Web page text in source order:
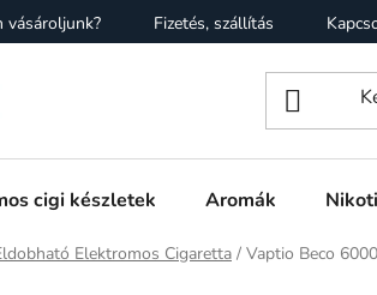
vásároljunk? Fizetés, szállítás
cigi készletek Aromák
Elektromos Cigaretta / Vaptio Beco 6000